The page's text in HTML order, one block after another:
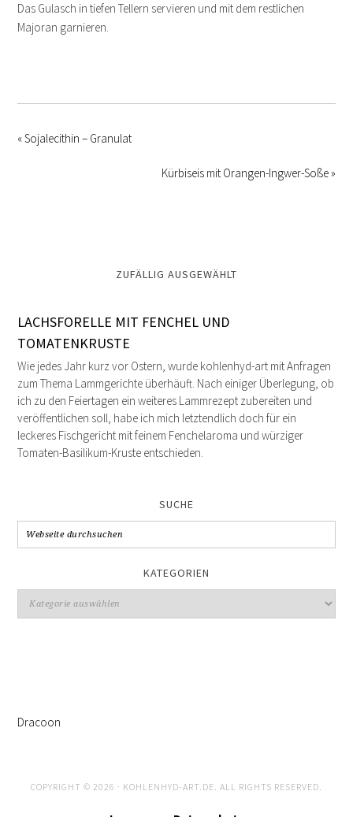
Das Gulasch in tiefen Tellern servieren und mit dem restlichen
Majoran garnieren.
« Sojalecithin – Granulat
Kürbiseis mit Orangen-Ingwer-Soße »
ZUFÄLLIG AUSGEWÄHLT
LACHSFORELLE MIT FENCHEL UND
TOMATENKRUSTE
Wie jedes Jahr kurz vor Ostern, wurde kohlenhyd-art mit Anfragen
zum Thema Lammgerichte überhäuft. Nach einiger Überlegung, ob
ich zu den Feiertagen ein weiteres Lammrezept zubereiten und
veröffentlichen soll, habe ich mich letztendlich doch für ein
leckeres Fischgericht mit feinem Fenchelaroma und würziger
Tomaten-Basilikum-Kruste entschieden.
SUCHE
KATEGORIEN
Kategorien
Dracoon
COPYRIGHT © 2026 · KOHLENHYD-ART.DE. ALL RIGHTS RESERVED.